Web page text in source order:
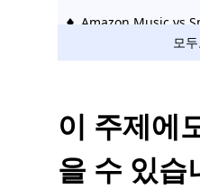
Amazon Music vs
Premium없이
드하는 방법 [2023]
아마존 뮤직 vs 판도
모
이 주제에
을 수 있습